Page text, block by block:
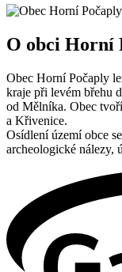
O obci Horní
Obec Horní Počaply
kraje při levém břehu
od Mělníka. Obec
a Křivenice.
Osídlení území obce
archeologické nálezy,